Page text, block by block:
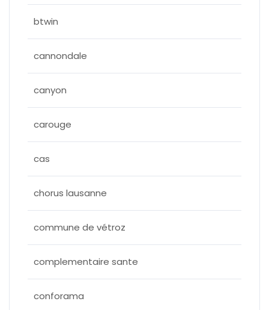
btwin
cannondale
canyon
carouge
cas
chorus lausanne
commune de vétroz
complementaire sante
conforama